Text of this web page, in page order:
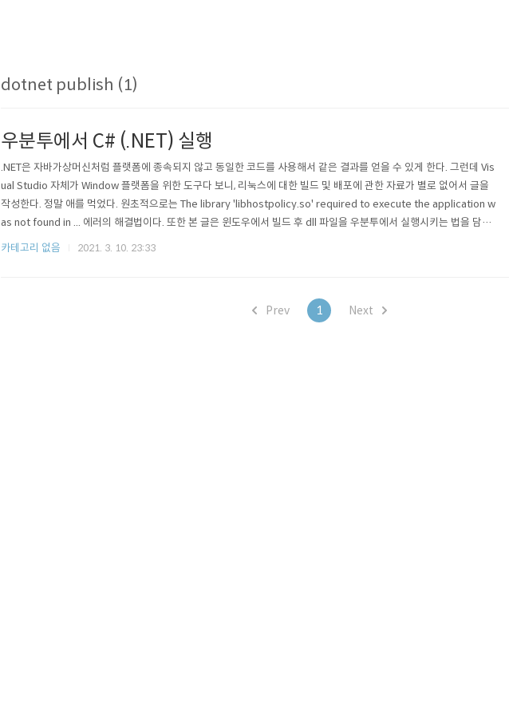
dotnet publish (1)
우분투에서 C# (.NET) 실행
.NET은 자바가상머신처럼 플랫폼에 종속되지 않고 동일한 코드를 사용해서 같은 결과를 얻을 수 있게 한다. 그런데 Vis
ual Studio 자체가 Window 플랫폼을 위한 도구다 보니, 리눅스에 대한 빌드 및 배포에 관한 자료가 별로 없어서 글을
작성한다. 정말 애를 먹었다. 원초적으로는 The library 'libhostpolicy.so' required to execute the application w
as not found in ... 에러의 해결법이다. 또한 본 글은 윈도우에서 빌드 후 dll 파일을 우분투에서 실행시키는 법을 담고
있다. 먼저 윈도우에는 닷넷 프레임워크가 깔려있다는 전제(Visual Studio를 통해서) 하에 아래 글을 읽어주길 바란다.
카테고리 없음 2021. 3. 10. 23:33
Prev 1 Next